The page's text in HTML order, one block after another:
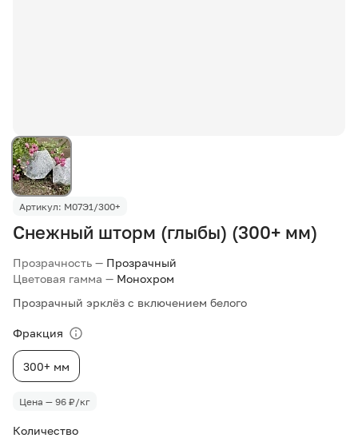
Артикул: М07Э1/300+
Снежный шторм (глыбы) (300+ мм)
Прозрачность — Прозрачный
Цветовая гамма — Монохром
Прозрачный эрклёз с включением белого
Фракция
300+ мм
Цена — 96 ₽/кг
Количество